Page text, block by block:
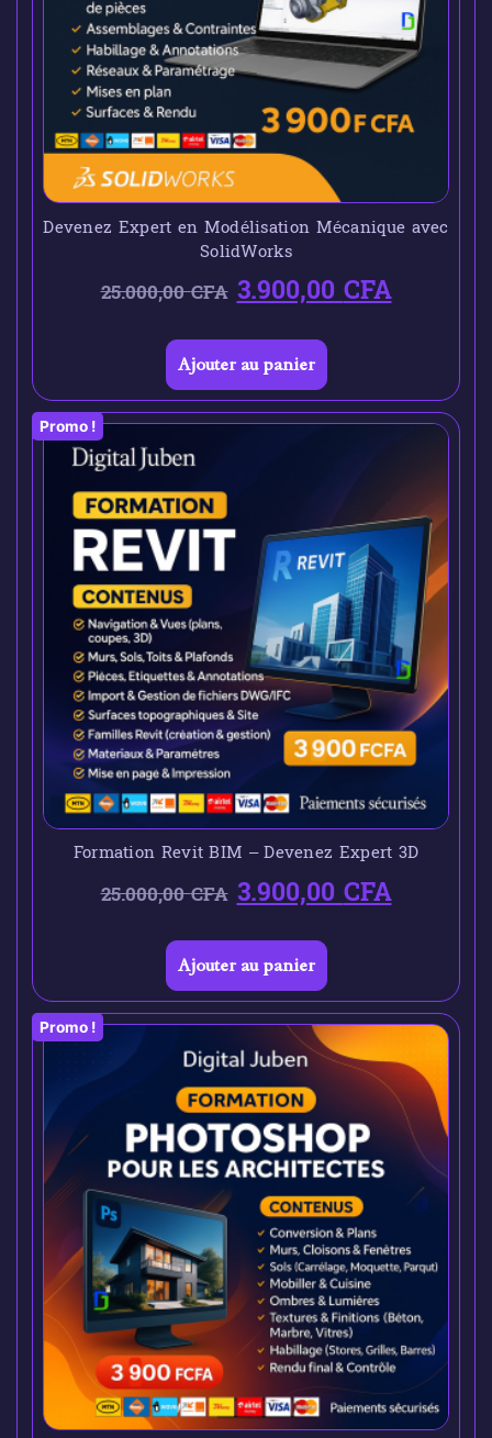
Devenez Expert en Modélisation Mécanique avec
SolidWorks
25.000,00CFA 3.900,00CFA
Ajouter au panier
Promo !
Formation Revit BIM – Devenez Expert 3D
25.000,00CFA 3.900,00CFA
Ajouter au panier
Promo !